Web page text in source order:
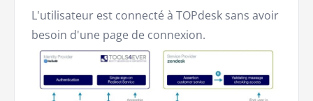
L'utilisateur est connecté à TOPdesk sans avoir
besoin d'une page de connexion.